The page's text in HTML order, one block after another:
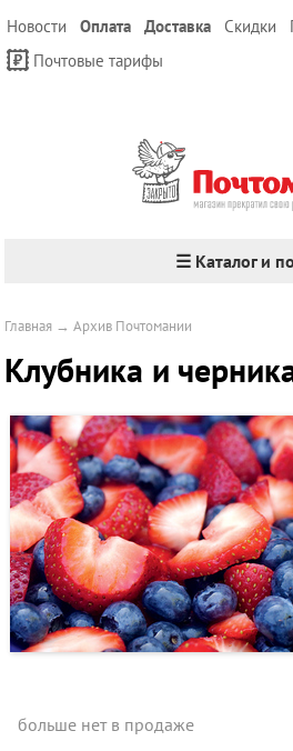
Новости Оплата Доставка Скидки
Почтовые тарифы
☰ Каталог и
Главная →Архив Почтомании
Клубника и
больше нет в продаже